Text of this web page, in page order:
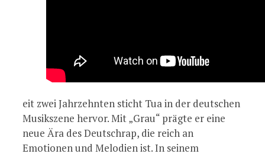
eit zwei Jahrzehnten sticht Tua in der deutschen
Musikszene hervor. Mit „Grau“ prägte er eine
neue Ära des Deutschrap, die reich an
Emotionen und Melodien ist. In seinem